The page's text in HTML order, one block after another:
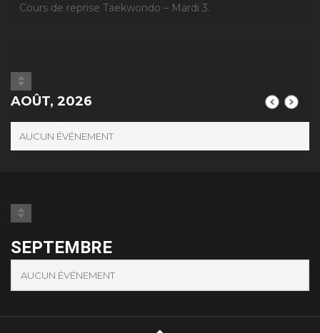
Cours de reprise Taekwondo – Mardi 3.
AOÛT, 2026
AUCUN ÉVÉNEMENT
SEPTEMBRE
AUCUN ÉVÉNEMENT